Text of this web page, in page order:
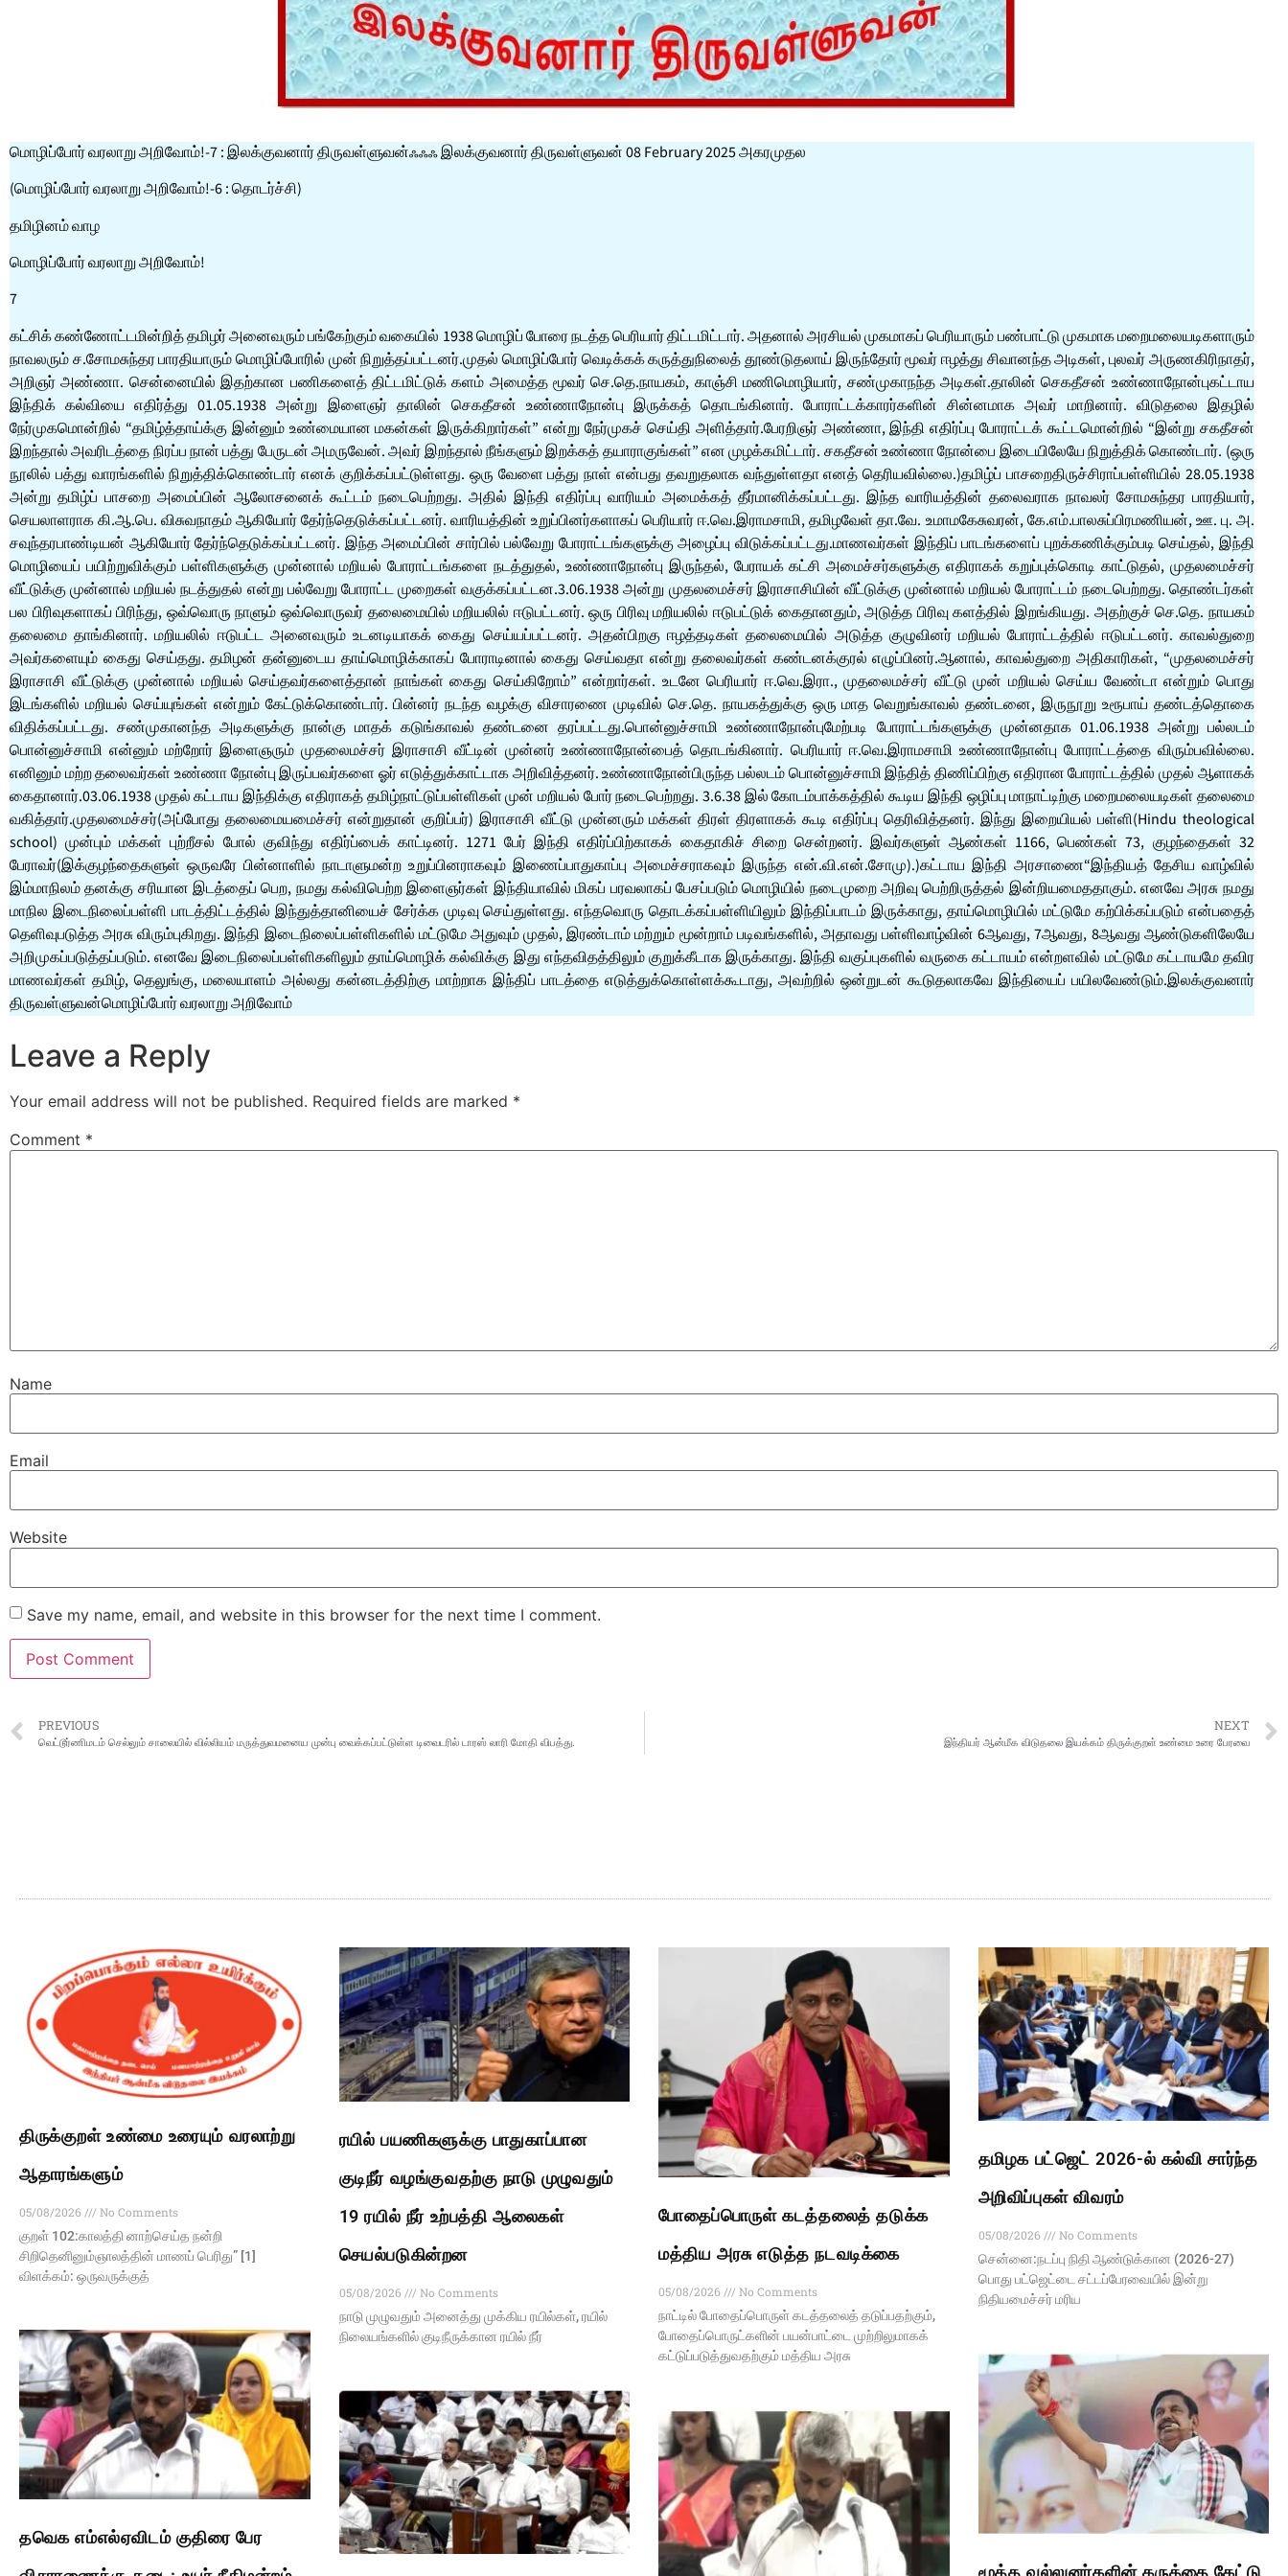
மொழிப்போர் வரலாறு அறிவோம்!-7 : இலக்குவனார் திருவள்ளுவன்ஃஃஃ இலக்குவனார் திருவள்ளுவன் 08 February 2025 அகரமுதல
(மொழிப்போர் வரலாறு அறிவோம்!-6 : தொடர்ச்சி)
தமிழினம் வாழ
மொழிப்போர் வரலாறு அறிவோம்!
7
கட்சிக் கண்ணோட்டமின்றித் தமிழர் அனைவரும் பங்கேற்கும் வகையில் 1938 மொழிப் போரை நடத்த பெரியார் திட்டமிட்டார். அதனால் அரசியல் முகமாகப் பெரியாரும் பண்பாட்டு முகமாக மறைமலையடிகளாரும்
நாவலரும் ச.சோமசுந்தர பாரதியாரும் மொழிப்போரில் முன் நிறுத்தப்பட்டனர்.முதல் மொழிப்போர் வெடிக்கக் கருத்துநிலைத் தூண்டுதலாய் இருந்தோர் மூவர் ஈழத்து சிவானந்த அடிகள், புலவர் அருணகிரிநாதர்,
அறிஞர் அண்ணா. சென்னையில் இதற்கான பணிகளைத் திட்டமிட்டுக் களம் அமைத்த மூவர் செ.தெ.நாயகம், காஞ்சி மணிமொழியார், சண்முகாநந்த அடிகள்.தாலின் செகதீசன் உண்ணாநோன்புகட்டாய
இந்திக் கல்வியை எதிர்த்து 01.05.1938 அன்று இளைஞர் தாலின் செகதீசன் உண்ணாநோன்பு இருக்கத் தொடங்கினார். போராட்டக்காரர்களின் சின்னமாக அவர் மாறினார். விடுதலை இதழில்
நேர்முகமொன்றில் “தமிழ்த்தாய்க்கு இன்னும் உண்மையான மகன்கள் இருக்கிறார்கள்” என்று நேர்முகச் செய்தி அளித்தார்.பேரறிஞர் அண்ணா, இந்தி எதிர்ப்பு போராட்டக் கூட்டமொன்றில் “இன்று சகதீசன்
இறந்தால் அவரிடத்தை நிரப்ப நான் பத்து பேருடன் அமருவேன். அவர் இறந்தால் நீங்களும் இறக்கத் தயாராகுங்கள்” என முழக்கமிட்டார். சகதீசன் உண்ணா நோன்பை இடையிலேயே நிறுத்திக் கொண்டார். (ஒரு
நூலில் பத்து வாரங்களில் நிறுத்திக்கொண்டார் எனக் குறிக்கப்பட்டுள்ளது. ஒரு வேளை பத்து நாள் என்பது தவறுதலாக வந்துள்ளதா எனத் தெரியவில்லை.)தமிழ்ப் பாசறைதிருச்சிராப்பள்ளியில் 28.05.1938
அன்று தமிழ்ப் பாசறை அமைப்பின் ஆலோசனைக் கூட்டம் நடைபெற்றது. அதில் இந்தி எதிர்ப்பு வாரியம் அமைக்கத் தீர்மானிக்கப்பட்டது. இந்த வாரியத்தின் தலைவராக நாவலர் சோமசுந்தர பாரதியார்,
செயலாளராக கி.ஆ.பெ. விசுவநாதம் ஆகியோர் தேர்ந்தெடுக்கப்பட்டனர். வாரியத்தின் உறுப்பினர்களாகப் பெரியார் ஈ.வெ.இராமசாமி, தமிழவேள் தா.வே. உமாமகேசுவரன், கே.எம்.பாலசுப்பிரமணியன், ஊ. பு. அ.
சவுந்தரபாண்டியன் ஆகியோர் தேர்ந்தெடுக்கப்பட்டனர். இந்த அமைப்பின் சார்பில் பல்வேறு போராட்டங்களுக்கு அழைப்பு விடுக்கப்பட்டது.மாணவர்கள் இந்திப் பாடங்களைப் புறக்கணிக்கும்படி செய்தல், இந்தி
மொழியைப் பயிற்றுவிக்கும் பள்ளிகளுக்கு முன்னால் மறியல் போராட்டங்களை நடத்துதல், உண்ணாநோன்பு இருந்தல், பேராயக் கட்சி அமைச்சர்களுக்கு எதிராகக் கறுப்புக்கொடி காட்டுதல், முதலமைச்சர்
வீட்டுக்கு முன்னால் மறியல் நடத்துதல் என்று பல்வேறு போராட்ட முறைகள் வகுக்கப்பட்டன.3.06.1938 அன்று முதலமைச்சர் இராசாசியின் வீட்டுக்கு முன்னால் மறியல் போராட்டம் நடைபெற்றது. தொண்டர்கள்
பல பிரிவுகளாகப் பிரிந்து, ஒவ்வொரு நாளும் ஒவ்வொருவர் தலைமையில் மறியலில் ஈடுபட்டனர். ஒரு பிரிவு மறியலில் ஈடுபட்டுக் கைதானதும், அடுத்த பிரிவு களத்தில் இறங்கியது. அதற்குச் செ.தெ. நாயகம்
தலைமை தாங்கினார். மறியலில் ஈடுபட்ட அனைவரும் உடனடியாகக் கைது செய்யப்பட்டனர். அதன்பிறகு ஈழத்தடிகள் தலைமையில் அடுத்த குழுவினர் மறியல் போராட்டத்தில் ஈடுபட்டனர். காவல்துறை
அவர்களையும் கைது செய்தது. தமிழன் தன்னுடைய தாய்மொழிக்காகப் போராடினால் கைது செய்வதா என்று தலைவர்கள் கண்டனக்குரல் எழுப்பினர்.ஆனால், காவல்துறை அதிகாரிகள், “முதலமைச்சர்
இராசாசி வீட்டுக்கு முன்னால் மறியல் செய்தவர்களைத்தான் நாங்கள் கைது செய்கிறோம்” என்றார்கள். உடனே பெரியார் ஈ.வெ.இரா., முதலைமச்சர் வீட்டு முன் மறியல் செய்ய வேண்டா என்றும் பொது
இடங்களில் மறியல் செய்யுங்கள் என்றும் கேட்டுக்கொண்டார். பின்னர் நடந்த வழக்கு விசாரணை முடிவில் செ.தெ. நாயகத்துக்கு ஒரு மாத வெறுங்காவல் தண்டனை, இருநூறு உரூபாய் தண்டத்தொகை
விதிக்கப்பட்டது. சண்முகானந்த அடிகளுக்கு நான்கு மாதக் கடுங்காவல் தண்டனை தரப்பட்டது.பொன்னுச்சாமி உண்ணாநோன்புமேற்படி போராட்டங்களுக்கு முன்னதாக 01.06.1938 அன்று பல்லடம்
பொன்னுச்சாமி என்னும் மற்றோர் இளைஞரும் முதலைமச்சர் இராசாசி வீட்டின் முன்னர் உண்ணாநோன்பைத் தொடங்கினார். பெரியார் ஈ.வெ.இராமசாமி உண்ணாநோன்பு போராட்டத்தை விரும்பவில்லை.
எனினும் மற்ற தலைவர்கள் உண்ணா நோன்பு இருப்பவர்களை ஓர் எடுத்துக்காட்டாக அறிவித்தனர். உண்ணாநோன்பிருந்த பல்லடம் பொன்னுச்சாமி இந்தித் திணிப்பிற்கு எதிரான போராட்டத்தில் முதல் ஆளாகக்
கைதானார்.03.06.1938 முதல் கட்டாய இந்திக்கு எதிராகத் தமிழ்நாட்டுப்பள்ளிகள் முன் மறியல் போர் நடைபெற்றது. 3.6.38 இல் கோடம்பாக்கத்தில் கூடிய இந்தி ஒழிப்பு மாநாட்டிற்கு மறைமலையடிகள் தலைமை
வகித்தார்.முதலமைச்சர்(அப்போது தலைமையமைச்சர் என்றுதான் குறிப்பர்) இராசாசி வீட்டு முன்னரும் மக்கள் திரள் திரளாகக் கூடி எதிர்ப்பு தெரிவித்தனர். இந்து இறையியல் பள்ளி(Hindu theological
school) முன்பும் மக்கள் புற்றீசல் போல் குவிந்து எதிர்ப்பைக் காட்டினர். 1271 பேர் இந்தி எதிர்ப்பிற்காகக் கைதாகிச் சிறை சென்றனர். இவர்களுள் ஆண்கள் 1166, பெண்கள் 73, குழந்தைகள் 32
பேராவர்(இக்குழந்தைகளுள் ஒருவரே பின்னாளில் நாடாளுமன்ற உறுப்பினராகவும் இணைப்பாதுகாப்பு அமைச்சராகவும் இருந்த என்.வி.என்.சோமு).)கட்டாய இந்தி அரசாணை“இந்தியத் தேசிய வாழ்வில்
இம்மாநிலம் தனக்கு சரியான இடத்தைப் பெற, நமது கல்விபெற்ற இளைஞர்கள் இந்தியாவில் மிகப் பரவலாகப் பேசப்படும் மொழியில் நடைமுறை அறிவு பெற்றிருத்தல் இன்றியமைததாகும். எனவே அரசு நமது
மாநில இடைநிலைப்பள்ளி பாடத்திட்டத்தில் இந்துத்தானியைச் சேர்க்க முடிவு செய்துள்ளது. எந்தவொரு தொடக்கப்பள்ளியிலும் இந்திப்பாடம் இருக்காது, தாய்மொழியில் மட்டுமே கற்பிக்கப்படும் என்பதைத்
தெளிவுபடுத்த அரசு விரும்புகிறது. இந்தி இடைநிலைப்பள்ளிகளில் மட்டுமே அதுவும் முதல், இரண்டாம் மற்றும் மூன்றாம் படிவங்களில், அதாவது பள்ளிவாழ்வின் 6ஆவது, 7ஆவது, 8ஆவது ஆண்டுகளிலேயே
அறிமுகப்படுத்தப்படும். எனவே இடைநிலைப்பள்ளிகளிலும் தாய்மொழிக் கல்விக்கு இது எந்தவிதத்திலும் குறுக்கீடாக இருக்காது. இந்தி வகுப்புகளில் வருகை கட்டாயம் என்றளவில் மட்டுமே கட்டாயமே தவிர
மாணவர்கள் தமிழ், தெலுங்கு, மலையாளம் அல்லது கன்னடத்திற்கு மாற்றாக இந்திப் பாடத்தை எடுத்துக்கொள்ளக்கூடாது, அவற்றில் ஒன்றுடன் கூடுதலாகவே இந்தியைப் பயிலவேண்டும்.இலக்குவனார்
திருவள்ளுவன்மொழிப்போர் வரலாறு அறிவோம்
Leave a Reply
Your email address will not be published. Required fields are marked *
Comment *
Name
Email
Website
Save my name, email, and website in this browser for the next time I comment.
PREVIOUS
வெட்டூர்ணிமடம் செல்லும் சாலையில் வில்லியம் மருத்துவமனைய முன்பு வைக்கப்பட்டுள்ள டிவைடரில் டாரஸ் லாரி மோதி விபத்து.
NEXT
இந்தியர் ஆன்மீக விடுதலை இயக்கம் திருக்குறள் உண்மை உரை பேரவை
திருக்குறள் உண்மை உரையும் வரலாற்று
ஆதாரங்களும்
05/08/2026
No Comments
குறள் 102:காலத்தி னாற்செய்த நன்றி
சிறிதெனினும்ஞாலத்தின் மாணப் பெரிது” [1]
விளக்கம்: ஒருவருக்குத்
ரயில் பயணிகளுக்கு பாதுகாப்பான
குடிநீர் வழங்குவதற்கு நாடு முழுவதும்
19 ரயில் நீர் உற்பத்தி ஆலைகள்
செயல்படுகின்றன
05/08/2026
No Comments
நாடு முழுவதும் அனைத்து முக்கிய ரயில்கள், ரயில்
நிலையங்களில் குடிநீருக்கான ரயில் நீர்
போதைப்பொருள் கடத்தலைத் தடுக்க
மத்திய அரசு எடுத்த நடவடிக்கை
05/08/2026
No Comments
நாட்டில் போதைப்பொருள் கடத்தலைத் தடுப்பதற்கும்,
போதைப்பொருட்களின் பயன்பாட்டை முற்றிலுமாகக்
கட்டுப்படுத்துவதற்கும் மத்திய அரசு
தமிழக பட்ஜெட் 2026-ல் கல்வி சார்ந்த
அறிவிப்புகள் விவரம்
05/08/2026
No Comments
சென்னை:நடப்பு நிதி ஆண்​டுக்​கான (2026-27)
பொது பட்​ஜெட்​டை சட்டப்​பேரவையில் இன்று
நிதியமைச்​சர் மரிய
தவெக எம்எல்ஏவிடம் குதிரை பேர
மூத்த வல்லுனர்களின் கருத்தை கேட்டு